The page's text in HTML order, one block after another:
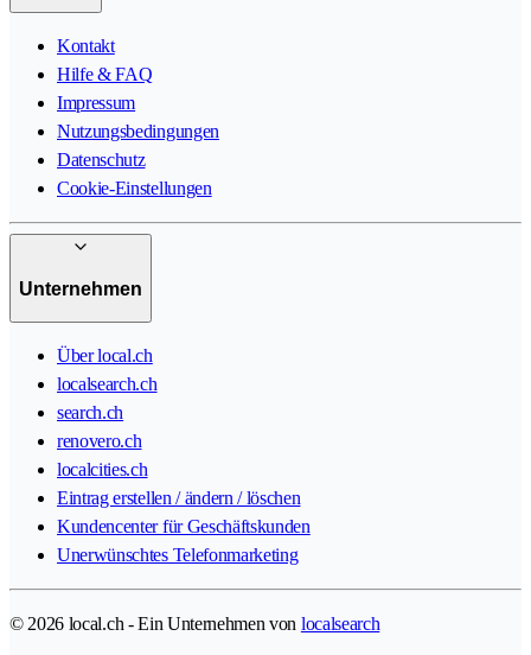
Kontakt
Hilfe & FAQ
Impressum
Nutzungsbedingungen
Datenschutz
Cookie-Einstellungen
Unternehmen
Über local.ch
localsearch.ch
search.ch
renovero.ch
localcities.ch
Eintrag erstellen / ändern / löschen
Kundencenter für Geschäftskunden
Unerwünschtes Telefonmarketing
© 2026 local.ch - Ein Unternehmen von localsearch